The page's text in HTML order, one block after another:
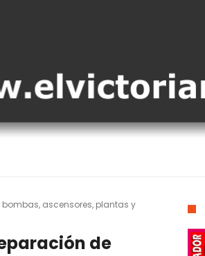
ascensores, plantas y
de